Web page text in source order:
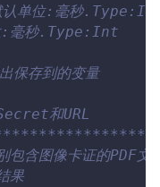
单位:毫秒
:毫秒.Type:Int
保存到的变量
和URL
含图像卡证的PDF文
果